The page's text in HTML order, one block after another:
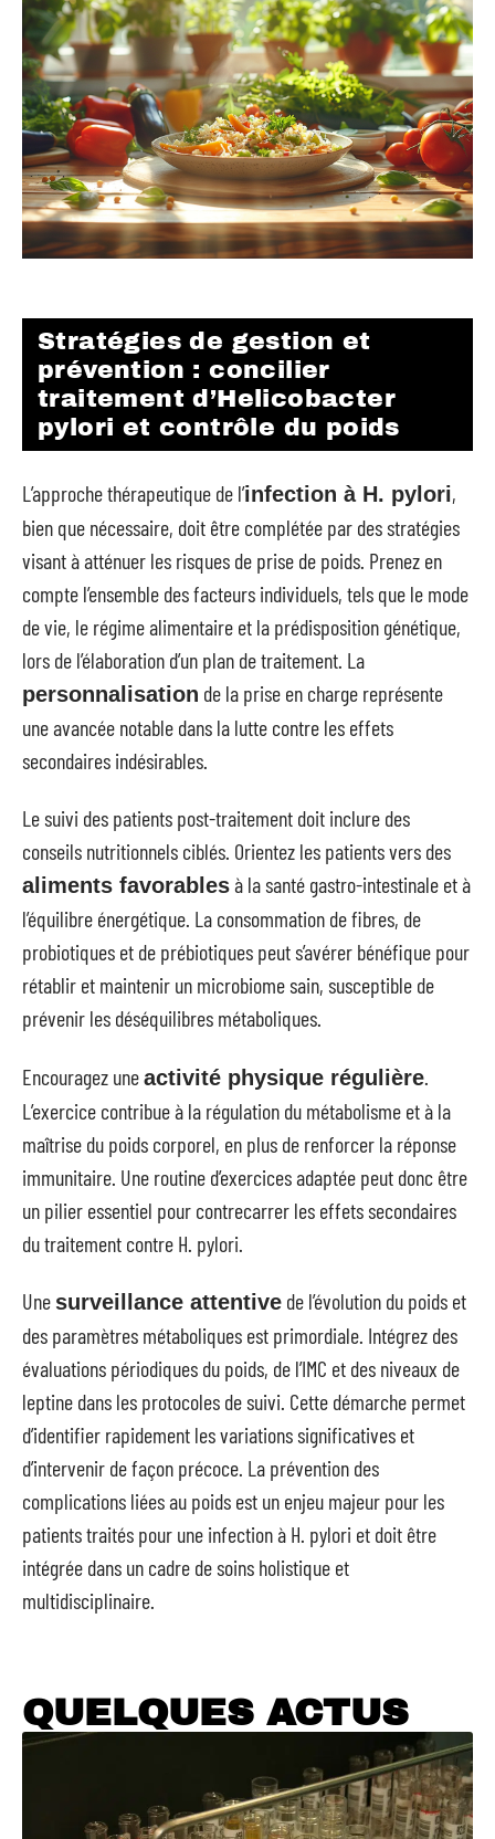
Stratégies de gestion et
prévention : concilier
traitement d’Helicobacter
pylori et contrôle du poids
L’approche thérapeutique de l’infection à H. pylori,
bien que nécessaire, doit être complétée par des stratégies
visant à atténuer les risques de prise de poids. Prenez en
compte l’ensemble des facteurs individuels, tels que le mode
de vie, le régime alimentaire et la prédisposition génétique,
lors de l’élaboration d’un plan de traitement. La
personnalisation de la prise en charge représente
une avancée notable dans la lutte contre les effets
secondaires indésirables.
Le suivi des patients post-traitement doit inclure des
conseils nutritionnels ciblés. Orientez les patients vers des
aliments favorablesà la santé gastro-intestinale et à
l’équilibre énergétique. La consommation de fibres, de
probiotiques et de prébiotiques peut s’avérer bénéfique pour
rétablir et maintenir un microbiome sain, susceptible de
prévenir les déséquilibres métaboliques.
Encouragez uneactivité physique régulière.
L’exercice contribue à la régulation du métabolisme et à la
maîtrise du poids corporel, en plus de renforcer la réponse
immunitaire. Une routine d’exercices adaptée peut donc être
un pilier essentiel pour contrecarrer les effets secondaires
du traitement contre H. pylori.
Une surveillance attentive de l’évolution du poids et
des paramètres métaboliques est primordiale. Intégrez des
évaluations périodiques du poids, de l’IMC et des niveaux de
leptine dans les protocoles de suivi. Cette démarche permet
d’identifier rapidement les variations significatives et
d’intervenir de façon précoce. La prévention des
complications liées au poids est un enjeu majeur pour les
patients traités pour une infection à H. pylori et doit être
intégrée dans un cadre de soins holistique et
multidisciplinaire.
QUELQUES ACTUS